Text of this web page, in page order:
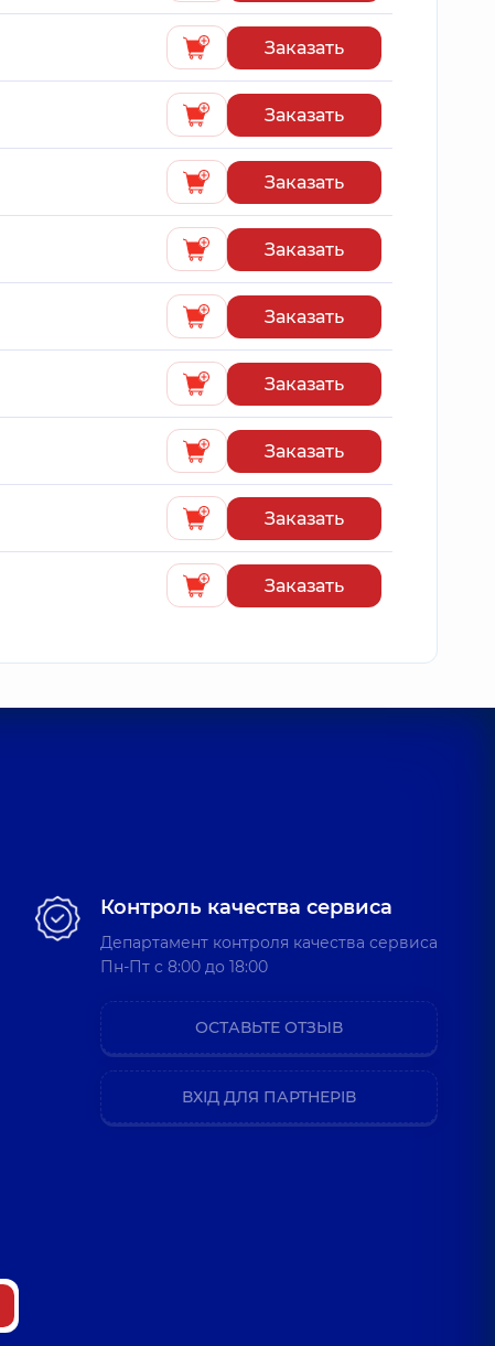
Заказать
Заказать
Заказать
Заказать
Заказать
Заказать
Заказать
Заказать
Заказать
Контроль качества сервиса
Департамент контроля качества сервиса
Пн-Пт c 8:00 до 18:00
ОСТАВЬТЕ ОТЗЫВ
ВХІД ДЛЯ ПАРТНЕРІВ